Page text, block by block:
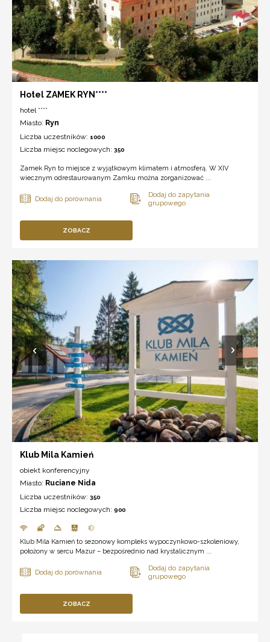
Hotel ZAMEK RYN****
hotel ****
Miasto: Ryn
Liczba uczestników: 1000
Liczba miejsc noclegowych: 350
Zamek Ryn to miejsce z wyjątkowym klimatem i atmosferą. W XIV
wiecznym odrestaurowanym Zamku można zorganizować ...
ZOBACZ
Klub Mila Kamień
obiekt konferencyjny
Miasto: Ruciane Nida
Liczba uczestników: 350
Liczba miejsc noclegowych: 900
Klub Mila Kamień to sezonowy kompleks wypoczynkowo-szkoleniowy,
położony w sercu Mazur – bezpośrednio nad krystalicznym ...
ZOBACZ